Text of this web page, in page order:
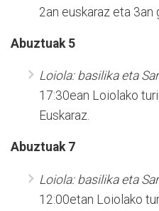
2an euskaraz eta 3an
Abuztuak 5
Loiola: basilika eta
17:30ean Loiolako
Euskaraz.
Abuztuak 7
Loiola: basilika eta
12:00etan Loiolako